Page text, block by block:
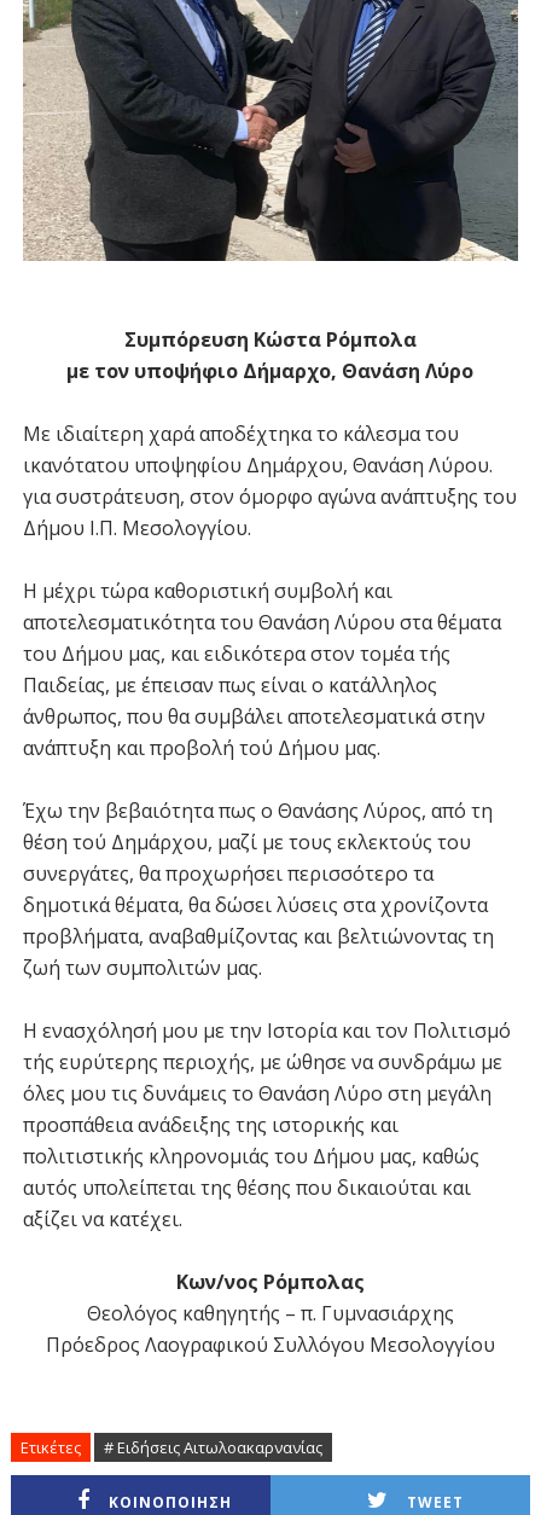
Συμπόρευση Κώστα Ρόμπολα
με τον υποψήφιο Δήμαρχο, Θανάση Λύρο
Με ιδιαίτερη χαρά αποδέχτηκα το κάλεσμα του
ικανότατου υποψηφίου Δημάρχου, Θανάση Λύρου.
για συστράτευση, στον όμορφο αγώνα ανάπτυξης του
Δήμου Ι.Π. Μεσολογγίου.
Η μέχρι τώρα καθοριστική συμβολή και
αποτελεσματικότητα του Θανάση Λύρου στα θέματα
του Δήμου μας, και ειδικότερα στον τομέα τής
Παιδείας, με έπεισαν πως είναι ο κατάλληλος
άνθρωπος, που θα συμβάλει αποτελεσματικά στην
ανάπτυξη και προβολή τού Δήμου μας.
Έχω την βεβαιότητα πως ο Θανάσης Λύρος, από τη
θέση τού Δημάρχου, μαζί με τους εκλεκτούς του
συνεργάτες, θα προχωρήσει περισσότερο τα
δημοτικά θέματα, θα δώσει λύσεις στα χρονίζοντα
προβλήματα, αναβαθμίζοντας και βελτιώνοντας τη
ζωή των συμπολιτών μας.
Η ενασχόλησή μου με την Ιστορία και τον Πολιτισμό
τής ευρύτερης περιοχής, με ώθησε να συνδράμω με
όλες μου τις δυνάμεις το Θανάση Λύρο στη μεγάλη
προσπάθεια ανάδειξης της ιστορικής και
πολιτιστικής κληρονομιάς του Δήμου μας, καθώς
αυτός υπολείπεται της θέσης που δικαιούται και
αξίζει να κατέχει.
Κων/νος Ρόμπολας
Θεολόγος καθηγητής – π. Γυμνασιάρχης
Πρόεδρος Λαογραφικού Συλλόγου Μεσολογγίου
Ετικέτες # Ειδήσεις Αιτωλοακαρνανίας
ΚΟΙΝΟΠΟΙΗΣΗ TWEET